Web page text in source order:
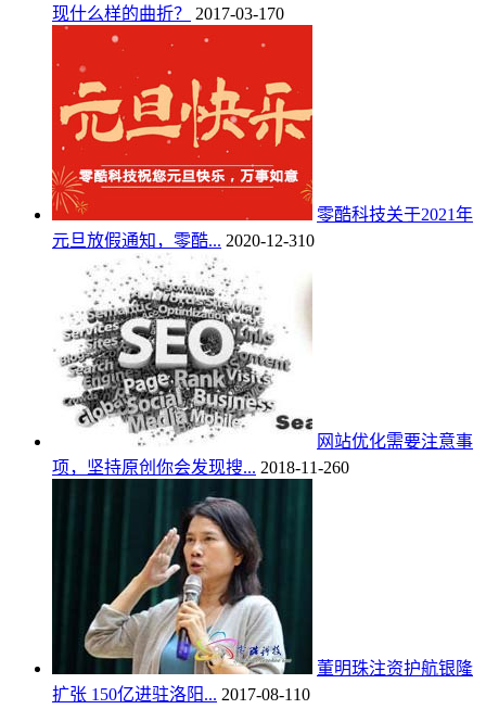
现什么样的曲折？
2017-03-170
零酷科技关于2021年
元旦放假通知，零酷... 2020-12-310
网站优化需要注意事
项，坚持原创你会发现搜... 2018-11-260
董明珠注资护航银隆
扩张 150亿进驻洛阳... 2017-08-110